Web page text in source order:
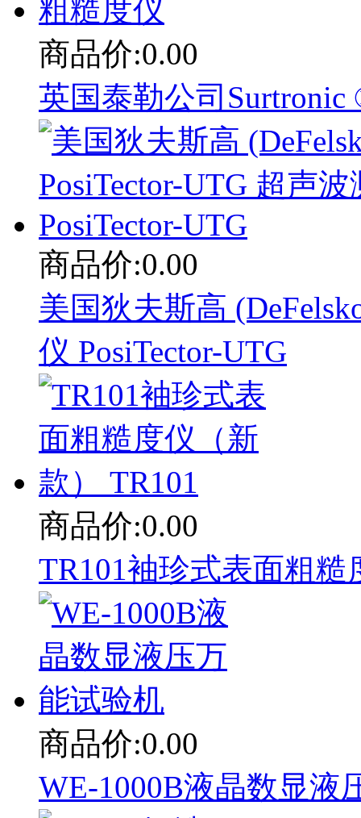
商品价:0.00
英国泰勒公司
商品价:0.00
美国狄夫斯高
仪 PosiTector-UTG
商品价:0.00
TR101袖珍式表面粗糙
商品价:0.00
WE-1000B液晶数显液